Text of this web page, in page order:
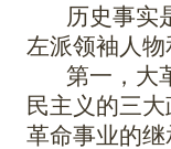
历史事实是
左派领袖人
第一，大革
民主义的三
革命事业的